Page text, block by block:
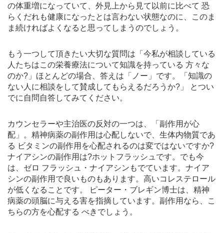
の体重増になっていて、外見上から見て以前に比べて 恐
らくだれも健康になったとは言わない状態なのに、このま
ま続ければよくなると思ってしまうのでしょう。
もう一つして頂きたい大切な質問は「今私が相談している
人たちはこの栄養療法について知識を持っている 方々な
のか?」ほとんどの場合、答えは「ノー」です。「知識の
ない人に相談をして賛成してもらえるだろうか?」 とつい
でに自問自答してみてください。
カウンセラーや主治医の反対の一つは、「副作用が心
配」。精神病薬の副作用は心配しないで、生体内物質であ
る ビタミンの副作用を心配されるのは変ではないですか?
ナイアシンの副作用は?ホットフラッシュです。でも今
は、ゼロ フラッシュ・ナイアシンもでています。ナイア
シンの副作用で良いものもあります。高いコレステロール
が低くなることです。 ピーター・ブレギン博士は、精神
病薬の頭脳に与える害を指摘しています。副作用なら、こ
ちらの方を心配する べきでしょう。